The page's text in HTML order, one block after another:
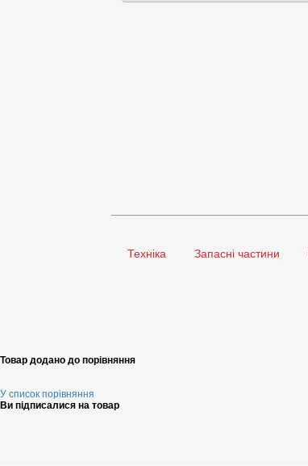
Техніка Запасні частини
Товар додано до порівняння
У список порівняння
Ви підписалися на товар